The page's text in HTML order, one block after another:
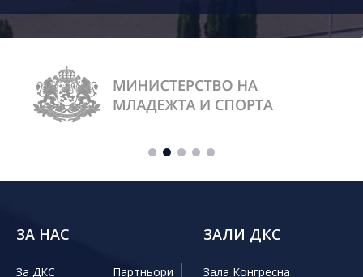
ЗА НАС
За ДКС
Партньори
ЗАЛИ ДКС
Зала Конгресна